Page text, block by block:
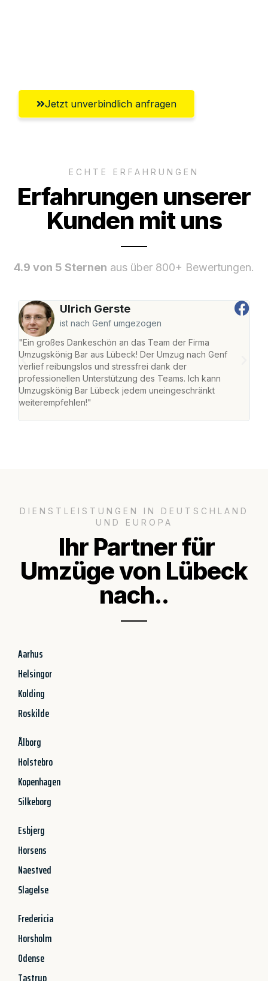
Jetzt unverbindlich anfragen
ECHTE ERFAHRUNGEN
Erfahrungen unserer
Kunden mit uns
4.9 von 5 Sternen aus über 800+ Bewertungen.
Ulrich Gerste
ist nach Genf umgezogen
"Ein großes Dankeschön an das Team der Firma
Umzugskönig Bar aus Lübeck! Der Umzug nach Genf
verlief reibungslos und stressfrei dank der
professionellen Unterstützung des Teams. Ich kann
Umzugskönig Bar Lübeck jedem uneingeschränkt
weiterempfehlen!"
DIENSTLEISTUNGEN IN DEUTSCHLAND
UND EUROPA
Ihr Partner für
Umzüge von Lübeck
nach..
Aarhus
Helsingor
Kolding
Roskilde
Ålborg
Holstebro
Kopenhagen
Silkeborg
Esbjerg
Horsens
Naestved
Slagelse
Fredericia
Horsholm
Odense